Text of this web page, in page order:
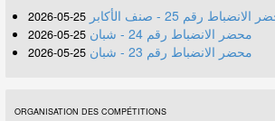
رقم 25 - صنف الأكابر 25-05-2026
محضر الانضباط رقم 24 - شبان 25-05-2026
محضر الانضباط رقم 23 - شبان 25-05-2026
ORGANISATION DES COMPÉTITIONS